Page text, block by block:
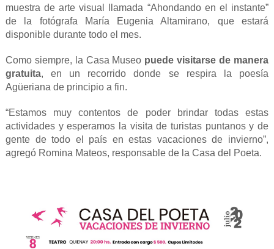
muestra de arte visual llamada “Ahondando en el instante”
de la fotógrafa María Eugenia Altamirano, que estará
disponible durante todo el mes.
Como siempre, la Casa Museo puede visitarse de manera
gratuita, en un recorrido donde se respira la poesía
Agüeriana de principio a fin.
“Estamos muy contentos de poder brindar todas estas
actividades y esperamos la visita de turistas puntanos y de
gente de todo el país en estas vacaciones de invierno”,
agregó Romina Mateos, responsable de la Casa del Poeta.